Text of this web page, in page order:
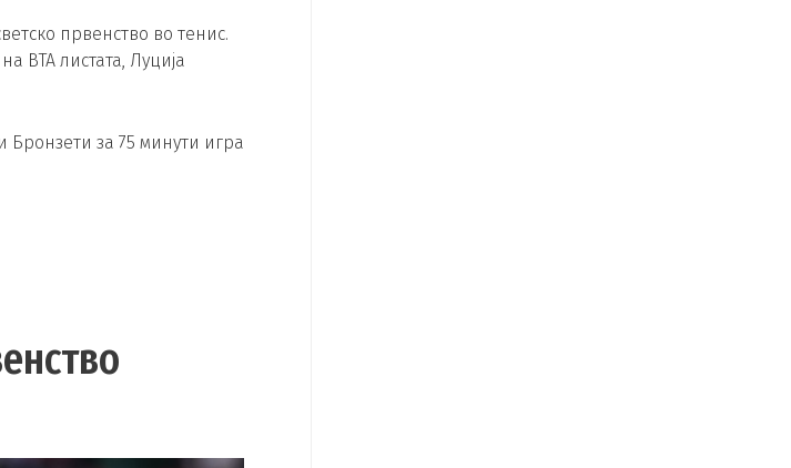
првенство во тенис.
ВТА листата, Луција
Бронзети за 75 минути игра